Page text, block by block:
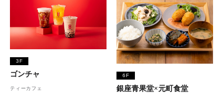
3F
ゴンチャ
ティーカフェ
6F
銀座青果堂×元町食堂